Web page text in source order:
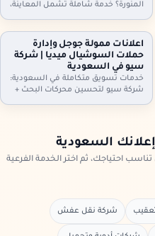
المنورة؟ خدمة شاملة تشمل المعاينة،
للأدوار وتخزين مؤقت عند الحاجة. دليل
إعلانك السعودية يساعدك تختار
الخدمة المناسبة وتعرف خطوات النقل
والتسعير
اعلانات ممولة جوجل وإدارة
حملات السوشيال ميديا | شركة
سيو في السعودية
خدمات تسويق متكاملة في السعودية:
شركة سيو لتحسين محركات البحث +
مستمر لرفع العملاء والمبيعات مع
دليل إعلانك السعودية
السعودية
احتياجك، ثم اختر الخدمة الفرعية
شركة نقل عفش